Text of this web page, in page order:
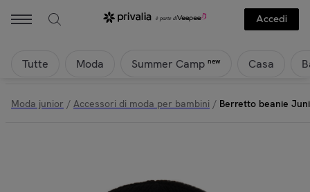
Accedi
Tutte Moda Summer Camp new Casa
Moda junior / Accessori di moda per bambini / Berretto beanie